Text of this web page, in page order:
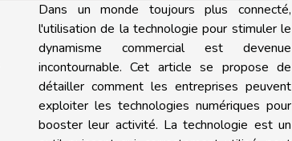
Dans un monde toujours plus connecté,
l'utilisation de la technologie pour stimuler le
dynamisme commercial est devenue
incontournable. Cet article se propose de
détailler comment les entreprises peuvent
exploiter les technologies numériques pour
booster leur activité. La technologie est un